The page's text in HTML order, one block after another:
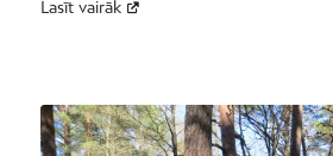
Lasīt vairāk